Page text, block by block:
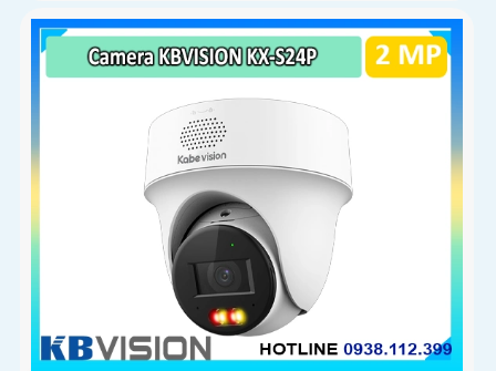
sác nét kêt hợp cùng loa và mic thu âm thanh và dàm thoại
chát lượng cao